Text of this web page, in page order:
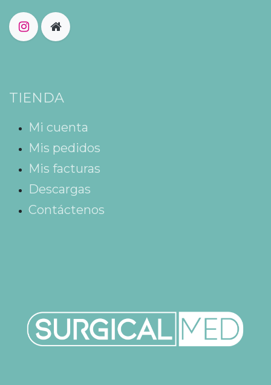
TIENDA
Mi cuenta
Mis pedidos
Mis facturas
Descargas
Contáctenos